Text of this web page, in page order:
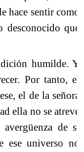
hace sentir como
que
humilde. Y
Por tanto, el
el de la señora
ella no se atreve
de sí
ese universo no